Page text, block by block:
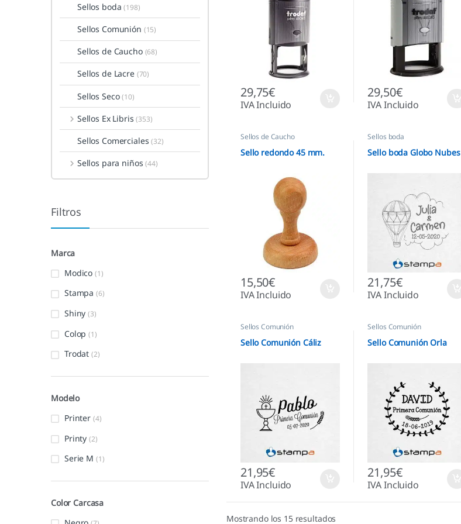
29,75€
IVA Incluido
29,50€
IVA Incluido
Sellos de Caucho
Sello redondo 45 mm.
15,50€
IVA Incluido
Sellos boda
Sello boda Globo Nubes
21,75€
IVA Incluido
Sellos Comunión
Sello Comunión Cáliz
21,95€
IVA Incluido
Sellos Comunión
Sello Comunión Orla
21,95€
IVA Incluido
Mostrando los 15 resultados
Sellos boda(198)
Sellos Comunión (15)
Sellos de Caucho (68)
Sellos de Lacre (70)
Sellos Seco(10)
Sellos Ex Libris(353)
Sellos Comerciales(32)
Sellos para niños(44)
Filtros
Marca
Modico (1)
Stampa (6)
Shiny (3)
Colop (1)
Trodat (2)
Modelo
Printer (4)
Printy (2)
Serie M (1)
Color Carcasa